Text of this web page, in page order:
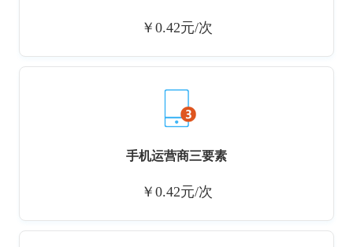
￥0.42元/次
手机运营商三要素
￥0.42元/次